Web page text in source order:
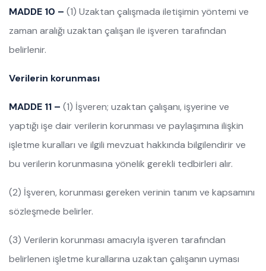
MADDE 10 – (1) Uzaktan çalışmada iletişimin yöntemi ve
zaman aralığı uzaktan çalışan ile işveren tarafından
belirlenir.
Verilerin korunması
MADDE 11 – (1) İşveren; uzaktan çalışanı, işyerine ve
yaptığı işe dair verilerin korunması ve paylaşımına ilişkin
işletme kuralları ve ilgili mevzuat hakkında bilgilendirir ve
bu verilerin korunmasına yönelik gerekli tedbirleri alır.
(2) İşveren, korunması gereken verinin tanım ve kapsamını
sözleşmede belirler.
(3) Verilerin korunması amacıyla işveren tarafından
belirlenen işletme kurallarına uzaktan çalışanın uyması